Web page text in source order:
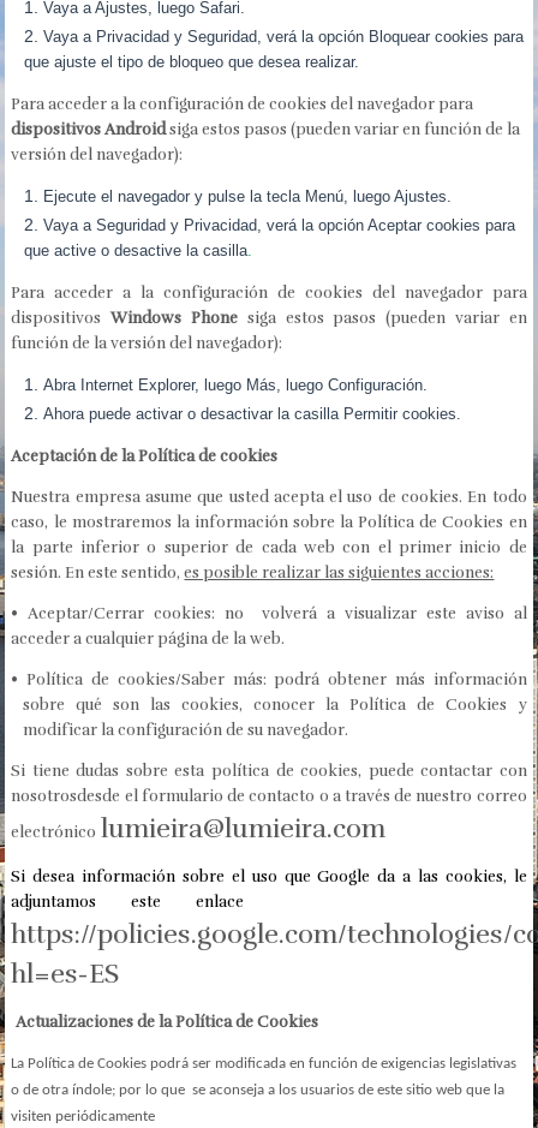
Vaya a Ajustes, luego Safari.
Vaya a Privacidad y Seguridad, verá la opción Bloquear cookies para
que ajuste el tipo de bloqueo que desea realizar.
Para acceder a la configuración de cookies del navegador para
dispositivos Androidsiga estos pasos (pueden variar en función de la
versión del navegador):
Ejecute el navegador y pulse la tecla Menú, luego Ajustes.
Vaya a Seguridad y Privacidad, verá la opción Aceptar cookies para
que active o desactive la casilla.
Para acceder a la configuración de cookies del navegador para
dispositivosWindows Phone siga estos pasos (pueden variar en
función de la versión del navegador):
Abra Internet Explorer, luego Más, luego Configuración.
Ahora puede activar o desactivar la casilla Permitir cookies.
Aceptación de la Política de cookies
Nuestra empresa asume que usted acepta el uso de cookies. En todo
caso, le mostraremos la información sobre la Política de Cookies en
la parte inferior o superior de cada web con el primer inicio de
sesión. En este sentido,es posible realizar las siguientes acciones:
• Aceptar/Cerrar cookies: no volverá a visualizar este aviso al
acceder a cualquier página de la web.
• Política de cookies/Saber más: podrá obtener más información
sobre qué son las cookies, conocer la Política de Cookies y
modificar la configuración de su navegador.
Si tiene dudas sobre esta política de cookies, puede contactar con
nosotrosdesde el formulario de contacto o a través de nuestro correo
electrónico lumieira@lumieira.com
Si desea información sobre el uso que Google da a las cookies, le
adjuntamos este enlace
https://policies.google.com/technologies/
hl=es-ES
Actualizaciones de la Política de Cookies
La Política de Cookies podrá ser modificada en función de exigencias legislativas
o de otra índole; por lo que se aconseja a los usuarios de este sitio web que la
visiten periódicamente